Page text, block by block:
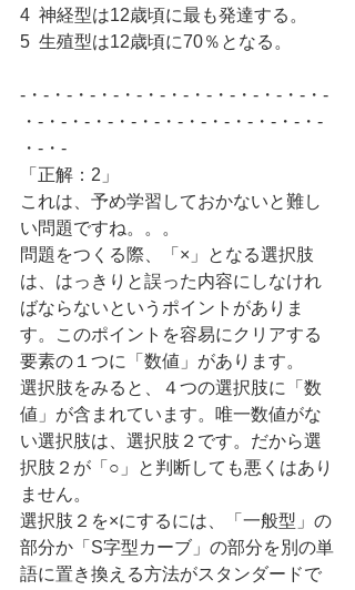
4  神経型は12歳頃に最も発達する。
5  生殖型は12歳頃に70％となる。
-・-・-・-・-・-・-・-・-・-・-・-・-・-
・-・-・-・-・-・-・-・-・-・-・-・-・-
・-・-
「正解：2」
これは、予め学習しておかないと難し
い問題ですね。。。
問題をつくる際、「×」となる選択肢
は、はっきりと誤った内容にしなけれ
ばならないというポイントがありま
す。このポイントを容易にクリアする
要素の１つに「数値」があります。
選択肢をみると、４つの選択肢に「数
値」が含まれています。唯一数値がな
い選択肢は、選択肢２です。だから選
択肢２が「○」と判断しても悪くはあり
ません。
選択肢２を×にするには、「一般型」の
部分か「S字型カーブ」の部分を別の単
語に置き換える方法がスタンダードで